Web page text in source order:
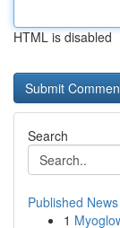
HTML is disabled
Search
Published News
1